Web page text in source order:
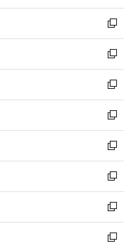
開
く
ウ
で
開
く
ン
ド
ウ
で
開
く
ウ
ィ
ン
ド
ウ
で
開
く
新
し
い
ウ
ィ
ン
ド
ウ
で
開
く
新
し
い
ウ
ィ
ン
ド
ウ
で
開
く
新
し
い
ウ
ィ
ン
ド
ウ
で
開
く
新
し
い
ウ
ィ
ン
ド
ウ
で
新
し
い
ウ
ィ
ン
ド
新
し
い
ウ
ィ
新
し
い
新